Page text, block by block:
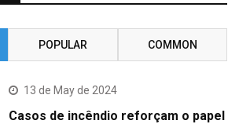
POPULAR COMMON
13 de May de 2024
Casos de incêndio reforçam o papel